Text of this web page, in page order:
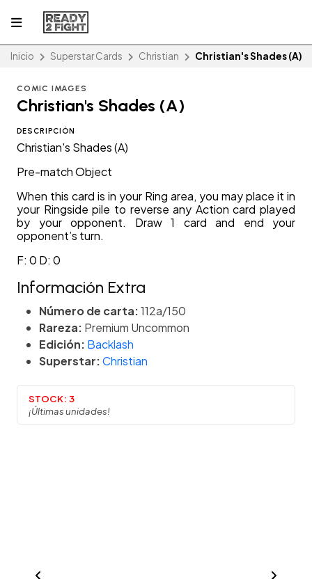
Inicio Superstar Cards Christian Christian's Shades (A)
COMIC IMAGES
Christian's Shades (A)
DESCRIPCIÓN
Christian's Shades (A)
Pre-match Object
When this card is in your Ring area, you may place it in
your Ringside pile to reverse any Action card played
by your opponent. Draw 1 card and end your
opponent’s turn.
F: 0 D: 0
Información Extra
Número de carta:112a/150
Rareza: Premium Uncommon
Edición: Backlash
Superstar:Christian
STOCK: 3
¡Últimas unidades!